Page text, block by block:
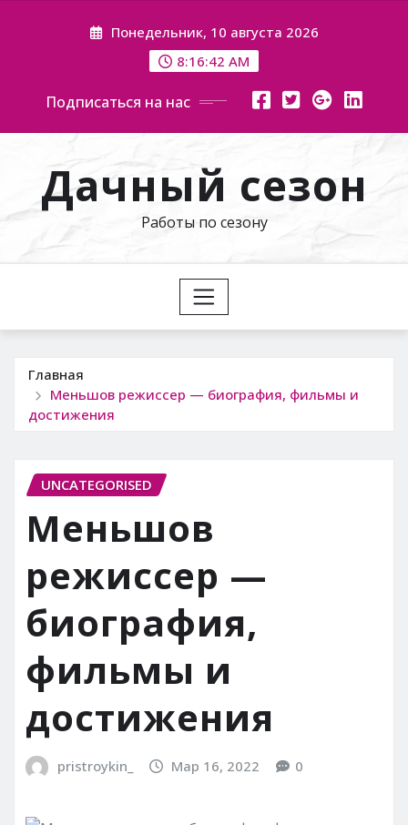
Понедельник, 10 августа 2026
8:16:43 AM
Подписаться на нас
Дачный сезон
Работы по сезону
Главная
Меньшов режиссер — биография, фильмы и
достижения
UNCATEGORISED
Меньшов
режиссер —
биография,
фильмы и
достижения
pristroykin_ Мар 16, 2022 0